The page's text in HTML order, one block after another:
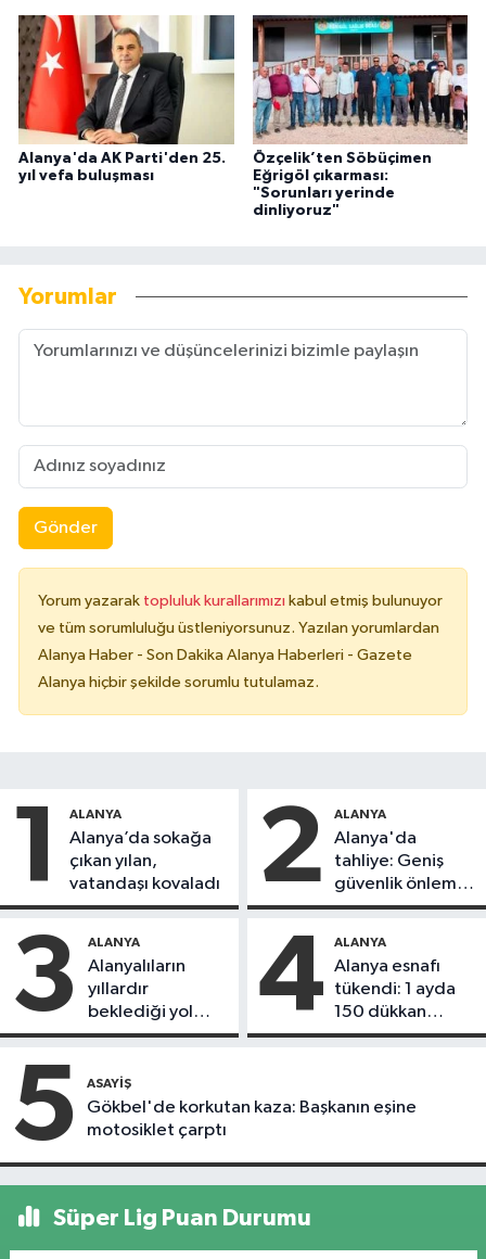
Alanya'da AK Parti'den 25.
yıl vefa buluşması
Özçelik’ten Söbüçimen
Eğrigöl çıkarması:
"Sorunları yerinde
dinliyoruz"
Yorumlar
Gönder
Yorum yazarak topluluk kurallarımızı kabul etmiş bulunuyor
ve tüm sorumluluğu üstleniyorsunuz. Yazılan yorumlardan
Alanya Haber - Son Dakika Alanya Haberleri - Gazete
Alanya hiçbir şekilde sorumlu tutulamaz.
1 ALANYA
Alanya’da sokağa
çıkan yılan,
vatandaşı kovaladı
2 ALANYA
Alanya'da
tahliye: Geniş
güvenlik önlemi
alındı
3 ALANYA
Alanyalıların
yıllardır
beklediği yol
askıdan döndü
4 ALANYA
Alanya esnafı
tükendi: 1 ayda
150 dükkan
kapandı
5 ASAYIŞ
Gökbel'de korkutan kaza: Başkanın eşine
motosiklet çarptı
Süper Lig Puan Durumu